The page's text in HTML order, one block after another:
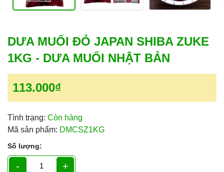
DƯA MUỐI ĐỎ JAPAN SHIBA ZUKE
1KG - DƯA MUỐI NHẬT BẢN
113.000₫
Tình trạng: Còn hàng
Mã sản phẩm: DMCSZ1KG
Số lượng:
- +